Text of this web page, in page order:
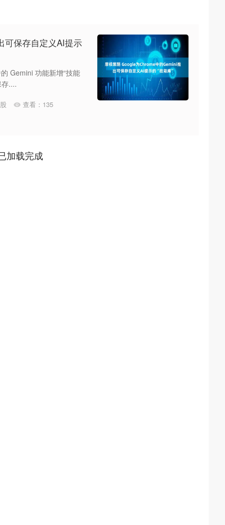
可保存自定义AI提示
Gemini 功能新增“技能
....
查看： 135
加载完成